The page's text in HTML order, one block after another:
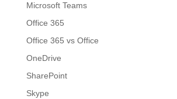
Microsoft Teams
Office 365
Office 365 vs Office
OneDrive
SharePoint
Skype